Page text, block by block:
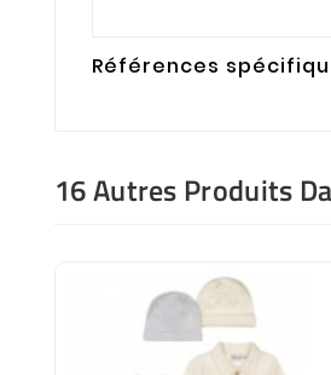
Références
16 Autres Produits